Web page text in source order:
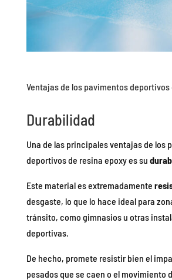
Ventajas de los pavimentos
Durabilidad
Una de las principales ventajas de los
deportivos de resina epoxy es su
Este material es extremadamente
desgaste, lo que lo hace ideal para
tránsito, como gimnasios u otras
deportivas.
De hecho, promete resistir bien el
pesados que se caen o el movimiento